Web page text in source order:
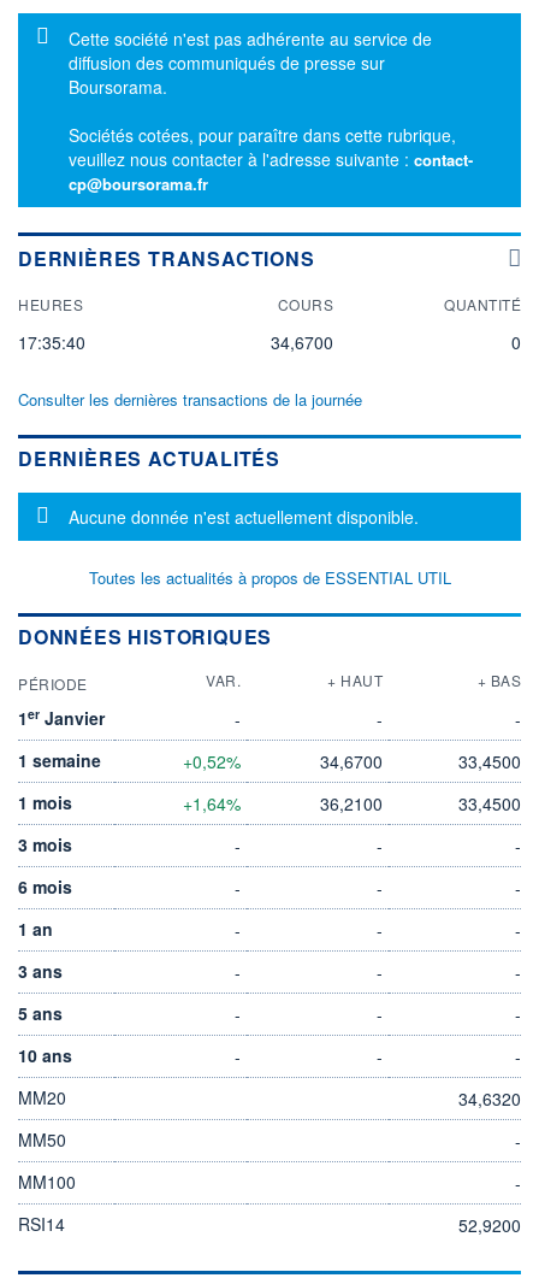
Message d'information
Cette société n'est pas adhérente au service de
diffusion des communiqués de presse sur
Boursorama.
Sociétés cotées, pour paraître dans cette rubrique,
veuillez nous contacter à l'adresse suivante : contact-
cp@boursorama.fr
DERNIÈRES TRANSACTIONS
HEURES COURS QUANTITÉ
17:35:40 34,6700 0
Consulter les dernières transactions de la journée
DERNIÈRES ACTUALITÉS
Message d'information
Aucune donnée n'est actuellement disponible.
Toutes les actualités à propos de ESSENTIAL UTIL
DONNÉES HISTORIQUES
PÉRIODE VAR. + HAUT + BAS
1er Janvier - -
-
1 semaine
+0,52% 34,6700
33,4500
1 mois
+1,64% 36,2100
33,4500
3 mois
- -
-
6 mois
- -
-
1 an
- -
-
3 ans
- -
-
5 ans
- -
-
10 ans
- -
-
MM20
34,6320
MM50
-
MM100
-
RSI14
52,9200